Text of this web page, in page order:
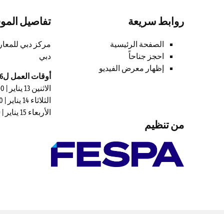
روابط سريعة
الصفحة الرئيسية
احجز جناحاً
إظهار معرض الفيديو
تفاصيل
دبي
أوقات العمل ل2026
الاثنين 13 يناير | 11:00 – 19:00
الثلاثاء 14 يناير | 11:00 – 19:00
الأربعاء 15 يناير | 11:00 – 18:00
من تنظيم